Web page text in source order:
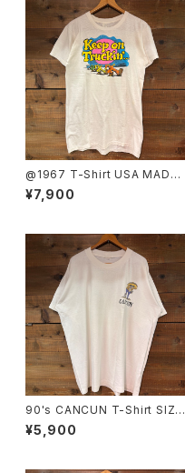
@1967 T-Shirt USA MADE
SIZE:L
¥7,900
90's CANCUN T-Shirt SIZE:
44
¥5,900